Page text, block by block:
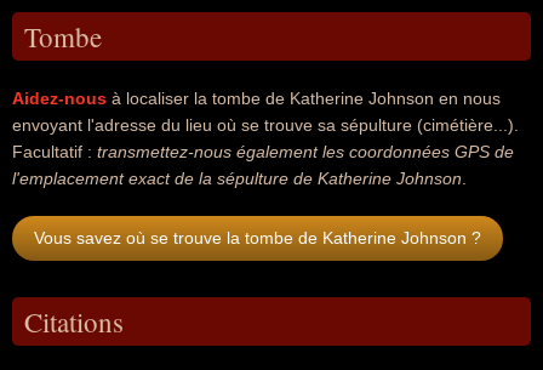
Tombe
Aidez-nous à localiser la tombe de Katherine Johnson en nous
envoyant l'adresse du lieu où se trouve sa sépulture (cimétière...).
Facultatif : transmettez-nous également les coordonnées GPS de
l'emplacement exact de la sépulture de Katherine Johnson
Vous savez où se trouve la tombe de Katherine Johnson ?
Citations